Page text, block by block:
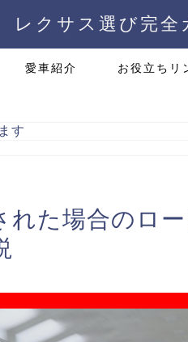
レクサス選び完全
愛車紹介 お役立ちリ
す
れた場合のロ